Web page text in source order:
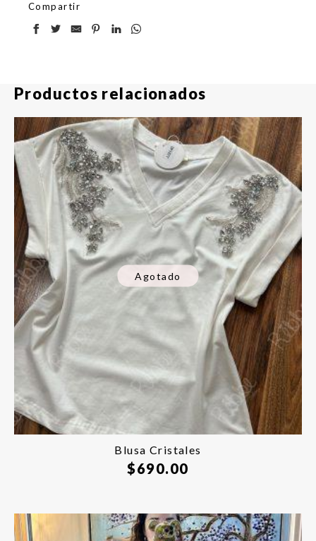
Compartir
Productos relacionados
Agotado
Blusa Cristales
$690.00